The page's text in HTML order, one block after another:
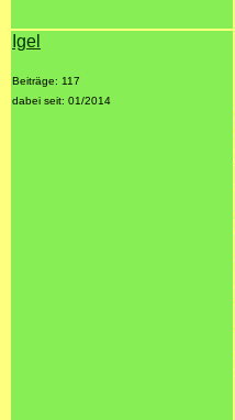
Igel
Beiträge: 117
dabei seit: 01/2014